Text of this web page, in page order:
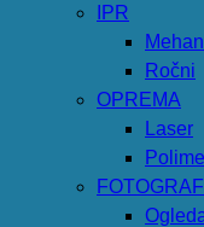
IPR
Ročni
OPREMA
Laser